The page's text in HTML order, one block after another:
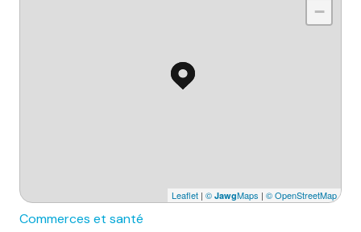
−
Leaflet | © JawgMaps | © OpenStreetMap
Commerces et santé